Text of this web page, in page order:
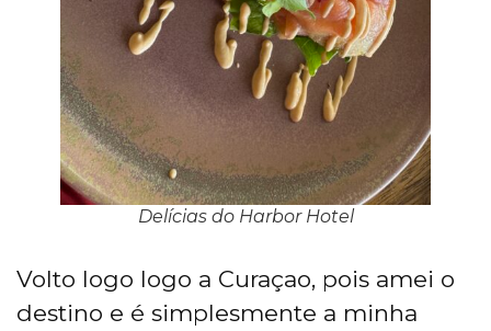
Delícias do Harbor Hotel
Volto logo logo a Curaçao, pois amei o
destino e é simplesmente a minha